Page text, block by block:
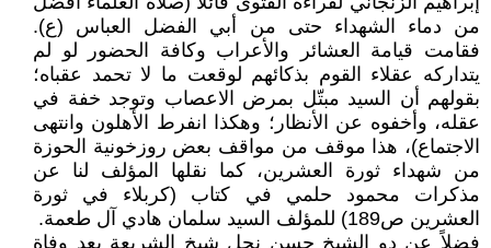
من دماء الشهداء حتى من أبي الفضل العباس (ع).
فقامت قيامة العشائر والأعراب وكافة الحضور لو لم
يتداركه عقلاء القوم بذكائهم لوقعت ما لا تحمد عقباه؛
بقولهم أن السيد مبتّل بمرض الاعصاب وتوجد خفة في
عقله، وأخفوه عن الأنظار؛ وهكذا انفرط الأهلون وانتهى
الاجتماع)، هذا موقف من مواقف بعض روزخونية الحوزة
من شهداء ثورة العشرين، كما نقلها المؤلف لنا عن
مذكرات محمود حلمي في كتاب (كربلاء في ثورة
العشرين ص189) للمؤلف السيد سلمان هادي آل طعمة.
فضلاً عن دو الشيخ حسن نجل شيخ الشريعة بعد وفاة